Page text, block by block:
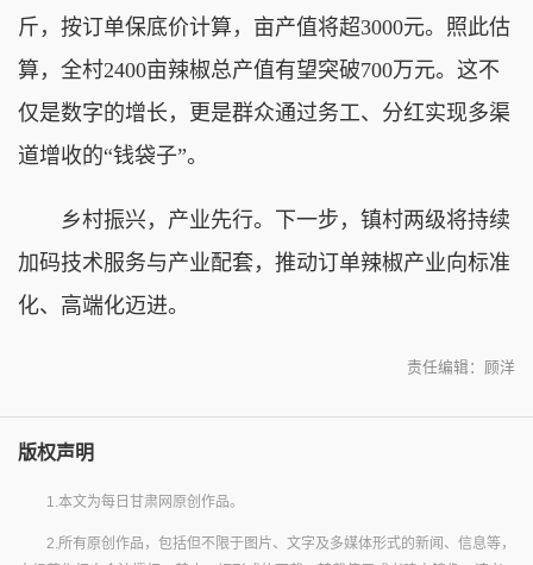
斤，按订单保底价计算，亩产值将超3000元。照此估
算，全村2400亩辣椒总产值有望突破700万元。这不
仅是数字的增长，更是群众通过务工、分红实现多渠
道增收的“钱袋子”。
乡村振兴，产业先行。下一步，镇村两级将持续
加码技术服务与产业配套，推动订单辣椒产业向标准
化、高端化迈进。
责任编辑：顾洋
版权声明
1.本文为每日甘肃网原创作品。
2.所有原创作品，包括但不限于图片、文字及多媒体形式的新闻、信息等，